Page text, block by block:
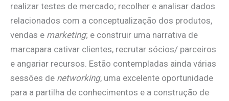
realizar testes de mercado; recolher e analisar dados
relacionados com a conceptualização dos produtos,
vendas e marketing; e construir uma narrativa de
marcapara cativar clientes, recrutar sócios/ parceiros
e angariar recursos. Estão contempladas ainda várias
sessões de networking, uma excelente oportunidade
para a partilha de conhecimentos e a construção de